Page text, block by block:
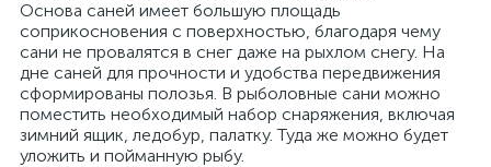
Основа саней имеет большую площадь
соприкосновения с поверхностью, благодаря чему
сани не провалятся в снег даже на рыхлом снегу. На
дне саней для прочности и удобства передвижения
сформированы полозья. В рыболовные сани можно
поместить необходимый набор снаряжения, включая
зимний ящик, ледобур, палатку. Туда же можно будет
уложить и пойманную рыбу.